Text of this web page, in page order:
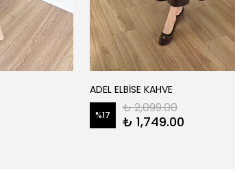
ADEL ELBİSE KAHVE
%17 ₺ 2,099.00
₺ 1,749.00